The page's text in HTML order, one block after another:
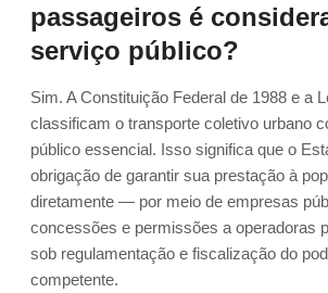
passageiros é
serviço público?
Sim. A Constituição Federal de 1988 e a
classificam o transporte coletivo urbano
público essencial. Isso significa que o
obrigação de garantir sua prestação à
diretamente — por meio de empresas
concessões e permissões a operadoras
sob regulamentação e fiscalização do
competente.